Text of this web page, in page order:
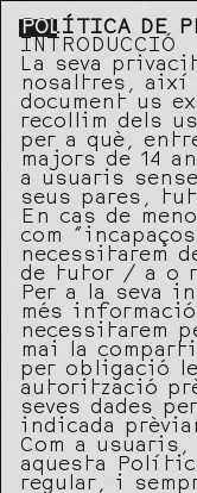
POLÍTICA DE
INTRODUCCIÓ
La seva
nosaltres, així
document us
recollim dels
per a què,
majors de 14
a usuaris
seus pares,
En cas de
com
necessitarem
de tutor / a o
Per a la seva
més
necessitarem
mai la
per obligació
autorització
seves dades
indicada
Com a
aquesta
regular, i